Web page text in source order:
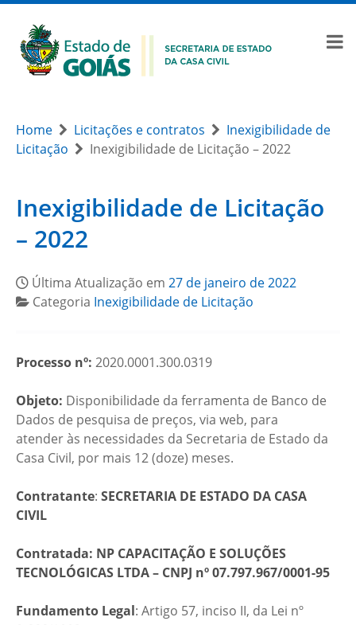
Home Licitações e contratos
Inexigibilidade de
Licitação
Inexigibilidade de Licitação – 2022
Inexigibilidade de Licitação
– 2022
Última Atualização em 27 de janeiro de 2022
Categoria Inexigibilidade de Licitação
Processo nº: 2020.0001.300.0319
Objeto: Disponibilidade da ferramenta de Banco de
Dados de pesquisa de preços, via web, para
atender às necessidades da Secretaria de Estado da
Casa Civil, por mais 12 (doze) meses.
Contratante: SECRETARIA DE ESTADO DA CASA
CIVIL
Contratada: NP CAPACITAÇÃO E SOLUÇÕES
TECNOLÓGICAS LTDA – CNPJ nº 07.797.967/0001-95
Fundamento Legal: Artigo 57, inciso II, da Lei nº